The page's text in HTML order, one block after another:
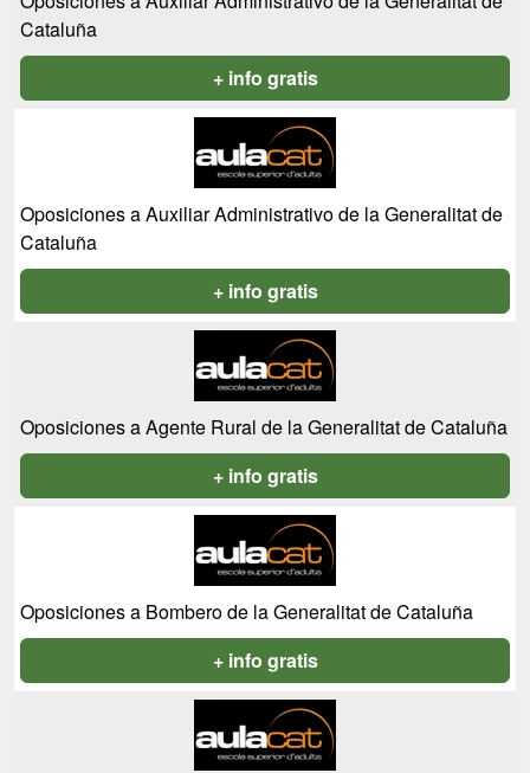
Cataluña
+ info gratis
Oposiciones a Auxiliar Administrativo de la Generalitat de
Cataluña
+ info gratis
Oposiciones a Agente Rural de la Generalitat de Cataluña
+ info gratis
Oposiciones a Bombero de la Generalitat de Cataluña
+ info gratis